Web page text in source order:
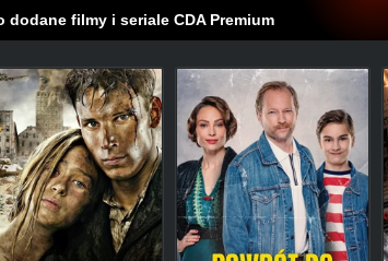
dodane filmy i seriale CDA Premium